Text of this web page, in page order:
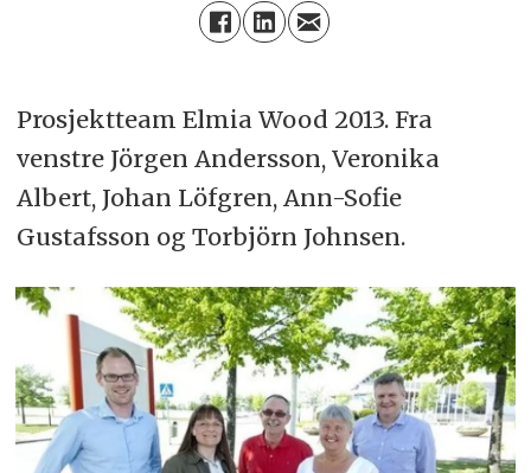
Prosjektteam Elmia Wood 2013. Fra
venstre Jörgen Andersson, Veronika
Albert, Johan Löfgren, Ann-Sofie
Gustafsson og Torbjörn Johnsen.